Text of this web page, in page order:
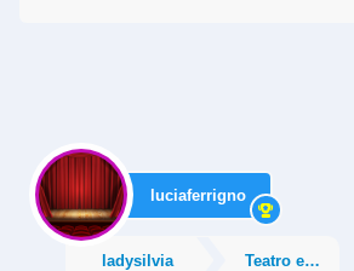
luciaferrigno
ladysilvia Teatro e Intrattenimento